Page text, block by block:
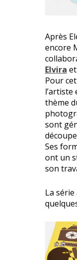
Après
encore
Elvira et
Pour
l’artiste
thème
sont
Ses
ont un
son
La